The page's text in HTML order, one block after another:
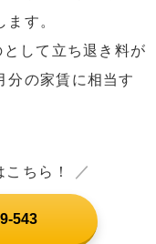
す。
として立ち退き料が
分の家賃に相当す
ちら！ ／
543